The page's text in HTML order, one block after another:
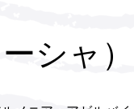
シャ）